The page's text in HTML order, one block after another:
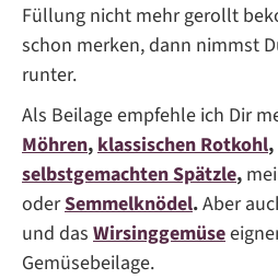
Füllung nicht mehr gerollt
schon merken, dann nimmst
runter.
Als Beilage empfehle ich Dir
Möhren,klassischen Rotkohl,
selbstgemachten Spätzle,
oderSemmelknödel.Aber
und das Wirsinggemüse
Gemüsebeilage.